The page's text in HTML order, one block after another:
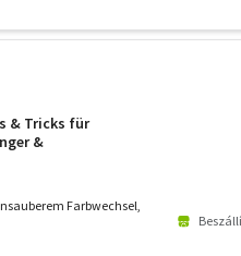
& Tricks für
&
und Co. häkeln
Farbwechsel,